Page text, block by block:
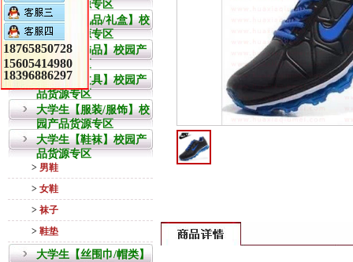
园产品货源专区
教职工【礼品/礼盒】校
园产品货源专区
大学生【饰品】校园产
品货源专区
大学生【文具】校园产
品货源专区
大学生【服装/服饰】校
园产品货源专区
大学生【鞋袜】校园产
品货源专区
> 男鞋
> 女鞋
> 袜子
> 鞋垫
大学生【丝围巾/帽类】
18765850728
15605414980
18396886297